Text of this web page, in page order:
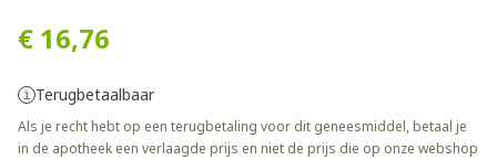
€ 16,76
Terugbetaalbaar
Als je recht hebt op een terugbetaling voor dit geneesmiddel, betaal je
in de apotheek een verlaagde prijs en niet de prijs die op onze webshop